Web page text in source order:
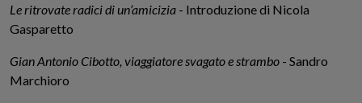
Le ritrovate radici di un’amicizia - Introduzione di Nicola
Gasparetto
Gian Antonio Cibotto, viaggiatore svagato e strambo - Sandro
Marchioro